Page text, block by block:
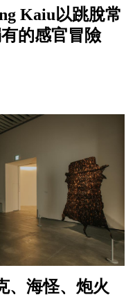
Kaiu以跳脫常
的感官冒險
、海怪、炮火